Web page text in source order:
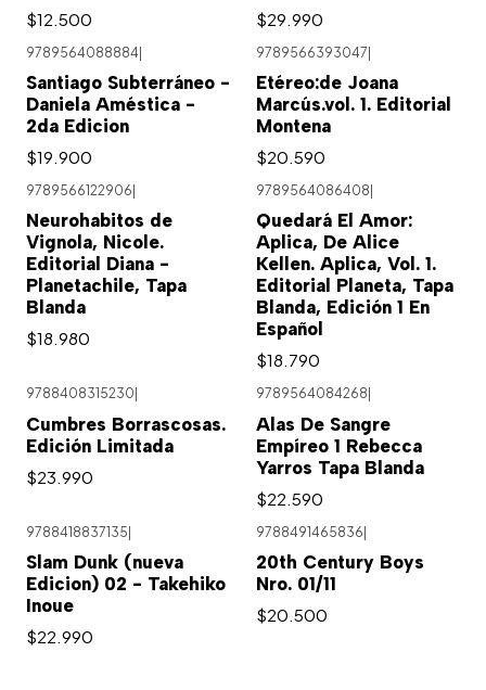
$12.500 $29.990
9789564088884|
Santiago Subterráneo -
Daniela Améstica -
2da Edicion
$19.900
9789566393047|
Etéreo:de Joana
Marcús.vol. 1. Editorial
Montena
$20.590
9789566122906
Neurohabitos de
Vignola, Nicole.
Editorial Diana -
Planetachile, Tapa
Blanda
$18.980
9789564086408
Quedará El Amor:
Aplica, De Alice
Kellen. Aplica, Vol. 1.
Editorial Planeta, Tapa
Blanda, Edición 1 En
Español
$18.790
9788408315230
Cumbres Borrascosas.
Edición Limitada
$23.990
9789564084268
Alas De Sangre
Empíreo 1 Rebecca
Yarros Tapa Blanda
$22.590
9788418837135
Slam Dunk (nueva
Edicion) 02 - Takehiko
Inoue
$22.990
9788491465836
20th Century Boys
Nro. 01/11
$20.500